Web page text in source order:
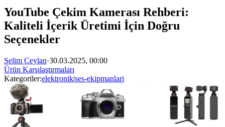
YouTube Çekim Kamerası Rehberi:
Kaliteli İçerik Üretimi İçin Doğru
Seçenekler
Selim Ceylan·30.03.2025, 00:00
Ürün Karşılaştırmaları
Kategoriler:elektronik|ses-ekipmanlari